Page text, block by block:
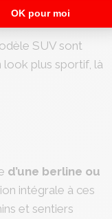
saposition de
SUV sont
look plus sportif, là
d’une berline ou
intégrale à ces
et sentiers
OK pour moi